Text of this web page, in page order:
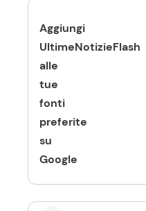
Aggiungi
UltimeNotizieFlash
alle
tue
fonti
preferite
su
Google